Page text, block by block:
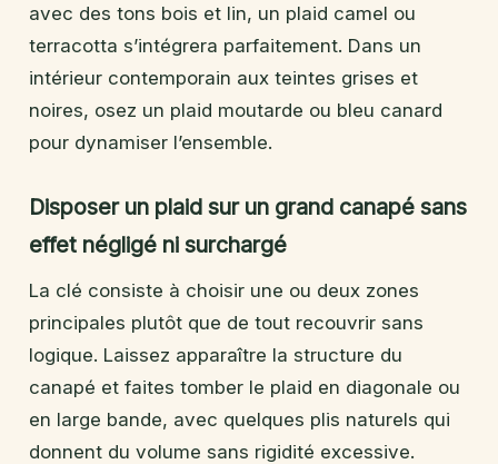
avec des tons bois et lin, un plaid camel ou
terracotta s’intégrera parfaitement. Dans un
intérieur contemporain aux teintes grises et
noires, osez un plaid moutarde ou bleu canard
pour dynamiser l’ensemble.
Disposer un plaid sur un grand canapé sans
effet négligé ni surchargé
La clé consiste à choisir une ou deux zones
principales plutôt que de tout recouvrir sans
logique. Laissez apparaître la structure du
canapé et faites tomber le plaid en diagonale ou
en large bande, avec quelques plis naturels qui
donnent du volume sans rigidité excessive.